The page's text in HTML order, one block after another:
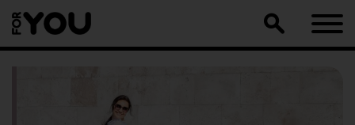
naar
artikel